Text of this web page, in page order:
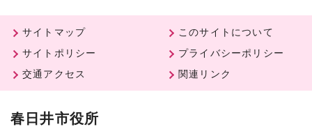
サイトマップ
このサイトについて
サイトポリシー
プライバシーポリシー
交通アクセス
関連リンク
春日井市役所